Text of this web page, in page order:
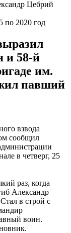
по 2020 год
и 58-й
им.
павший
взвода
сообщил
в четверг, 25
раз, когда
Александр
в строй с
воин.